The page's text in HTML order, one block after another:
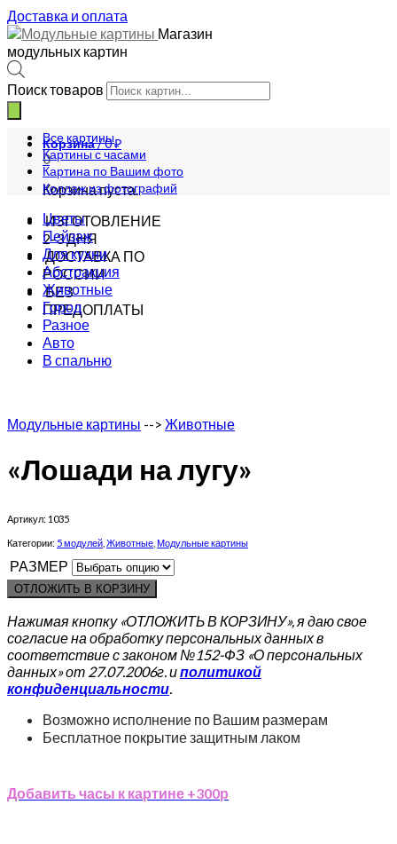
Доставка и оплата
Магазин
модульных картин
Поиск товаров
Корзина/0₽
0
Корзина пуста.
ИЗГОТОВЛЕНИЕ
2-3 ДНЯ
ДОСТАВКА ПО
РОССИИ
БЕЗ
ПРЕДОПЛАТЫ
Все картины
Картины с часами
Картина по Вашим фото
Коллаж из фотографий
Цветы
Пейзаж
Для кухни
Абстракция
Животные
Город
Разное
Авто
В спальню
Модульные картины --> Животные
«Лошади на лугу»
Артикул: 1035
Категории: 5 модулей Животные Модульные картины
РАЗМЕР
ОТЛОЖИТЬ В КОРЗИНУ
Нажимая кнопку «ОТЛОЖИТЬ В КОРЗИНУ», я даю свое
согласие на обработку персональных данных в
соответствие с законом №152-ФЗ «О персональных
данных» от 27.07.2006г. иполитикой
конфиденциальности.
Возможно исполнение по Вашим размерам
Бесплатное покрытие защитным лаком
Добавить часы к картине +300р